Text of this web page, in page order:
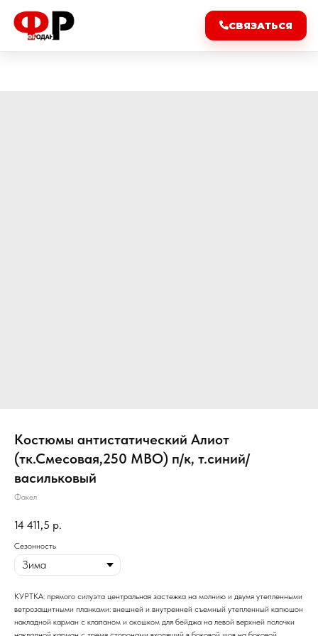
СВЯЗАТЬСЯ
Костюмы антистатический Алиот
(тк.Смесовая,250 МВО) п/к, т.синий/
васильковый
Факел
14 411,5 р.
Сезонность
КУРТКА: прямого силуэта центральная застежка на молнию и двумя утепленными
ветрозащитными планками: внешней и внутренней съемный утепленный капюшон
накладной карман с клапаном и окошком для бейджа на левой верхней полочки